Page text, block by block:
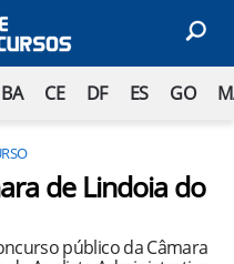
BA CE DF ES GO
de Lindoia do
público da Câmara